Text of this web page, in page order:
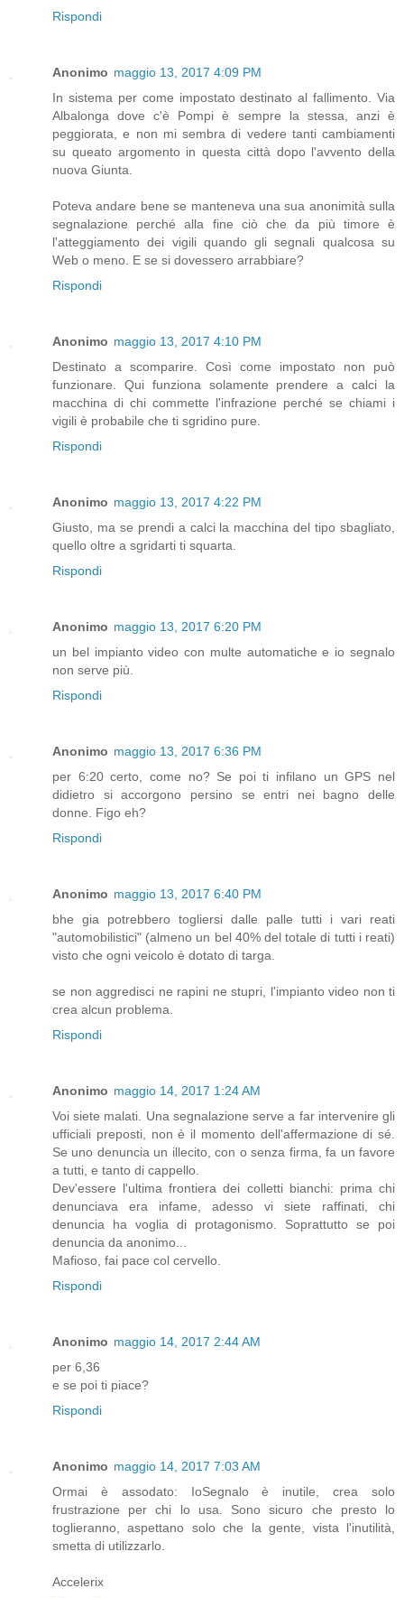
Rispondi
Anonimo maggio 13, 2017 4:09 PM
In sistema per come impostato destinato al fallimento. Via
Albalonga dove c'è Pompi è sempre la stessa, anzi è
peggiorata, e non mi sembra di vedere tanti cambiamenti
su queato argomento in questa città dopo l'avvento della
nuova Giunta.
Poteva andare bene se manteneva una sua anonimità sulla
segnalazione perché alla fine ciò che da più timore è
l'atteggiamento dei vigili quando gli segnali qualcosa su
Web o meno. E se si dovessero arrabbiare?
Rispondi
Anonimo maggio 13, 2017 4:10 PM
Destinato a scomparire. Così come impostato non può
funzionare. Qui funziona solamente prendere a calci la
macchina di chi commette l'infrazione perché se chiami i
vigili è probabile che ti sgridino pure.
Rispondi
Anonimo maggio 13, 2017 4:22 PM
Giusto, ma se prendi a calci la macchina del tipo sbagliato,
quello oltre a sgridarti ti squarta.
Rispondi
Anonimo maggio 13, 2017 6:20 PM
un bel impianto video con multe automatiche e io segnalo
non serve più.
Rispondi
Anonimo maggio 13, 2017 6:36 PM
per 6:20 certo, come no? Se poi ti infilano un GPS nel
didietro si accorgono persino se entri nei bagno delle
donne. Figo eh?
Rispondi
Anonimo maggio 13, 2017 6:40 PM
bhe gia potrebbero togliersi dalle palle tutti i vari reati
"automobilistici" (almeno un bel 40% del totale di tutti i reati)
visto che ogni veicolo è dotato di targa.
se non aggredisci ne rapini ne stupri, l'impianto video non ti
crea alcun problema.
Rispondi
Anonimo maggio 14, 2017 1:24 AM
Voi siete malati. Una segnalazione serve a far intervenire gli
ufficiali preposti, non è il momento dell'affermazione di sé.
Se uno denuncia un illecito, con o senza firma, fa un favore
a tutti, e tanto di cappello.
Dev'essere l'ultima frontiera dei colletti bianchi: prima chi
denunciava era infame, adesso vi siete raffinati, chi
denuncia ha voglia di protagonismo. Soprattutto se poi
denuncia da anonimo...
Mafioso, fai pace col cervello.
Rispondi
Anonimo maggio 14, 2017 2:44 AM
per 6,36
e se poi ti piace?
Rispondi
Anonimo maggio 14, 2017 7:03 AM
Ormai è assodato: IoSegnalo è inutile, crea solo
frustrazione per chi lo usa. Sono sicuro che presto lo
toglieranno, aspettano solo che la gente, vista l'inutilità,
smetta di utilizzarlo.
Accelerix